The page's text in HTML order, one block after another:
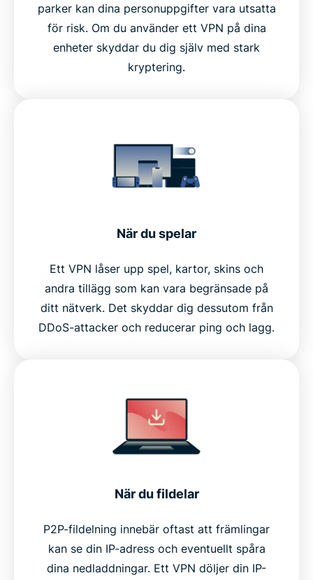
parker kan dina personuppgifter vara utsatta
för risk. Om du använder ett VPN på dina
enheter skyddar du dig själv med stark
kryptering.
När du spelar
Ett VPN låser upp spel, kartor, skins och
andra tillägg som kan vara begränsade på
ditt nätverk. Det skyddar dig dessutom från
DDoS-attacker och reducerar ping och lagg.
När du fildelar
P2P-fildelning innebär oftast att främlingar
kan se din IP-adress och eventuellt spåra
dina nedladdningar. Ett VPN döljer din IP-